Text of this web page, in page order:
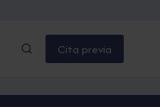
Cita previa